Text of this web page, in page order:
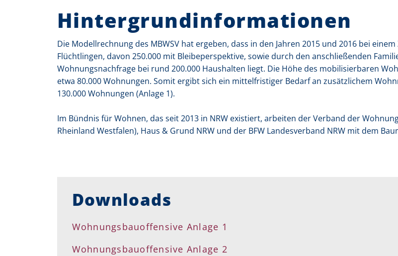
Hintergrundinformationen
Die Modellrechnung des MBWSV hat ergeben, dass in den Jahren 2015 und 2016 bei
Flüchtlingen, davon 250.000 mit Bleibeperspektive, sowie durch den anschließenden
Wohnungsnachfrage bei rund 200.000 Haushalten liegt. Die Höhe des mobilisierbaren
etwa 80.000 Wohnungen. Somit ergibt sich ein mittelfristiger Bedarf an zusätzlichem
130.000 Wohnungen (Anlage 1).
Im Bündnis für Wohnen, das seit 2013 in NRW existiert, arbeiten der Verband der
Rheinland Westfalen), Haus & Grund NRW und der BFW Landesverband NRW mit dem
Downloads
Wohnungsbauoffensive Anlage 1
Wohnungsbauoffensive Anlage 2